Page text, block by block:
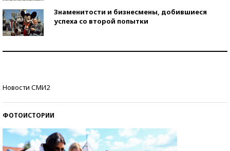
Знаменитости и бизнесмены, добившиеся
успеха со второй попытки
Новости СМИ2
ФОТОИСТОРИИ